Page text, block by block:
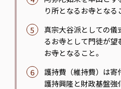
り所となるお寺となる
真宗大谷派としての儀
るお寺として門徒が望
お寺となること。
護持費（維持費）は寄
護持興隆と財政基盤